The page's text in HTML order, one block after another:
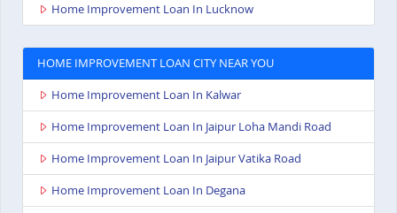
Home Improvement Loan In Lucknow
HOME IMPROVEMENT LOAN CITY NEAR YOU
Home Improvement Loan In Kalwar
Home Improvement Loan In Jaipur Loha Mandi Road
Home Improvement Loan In Jaipur Vatika Road
Home Improvement Loan In Degana